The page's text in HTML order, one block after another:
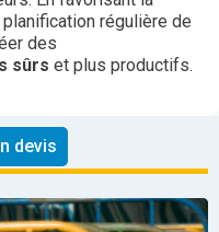
régulière de
des
sûrs et plus productifs.
devis